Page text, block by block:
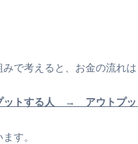
みで考えると、お金の流れは
ットする人 → アウトプッ
す。